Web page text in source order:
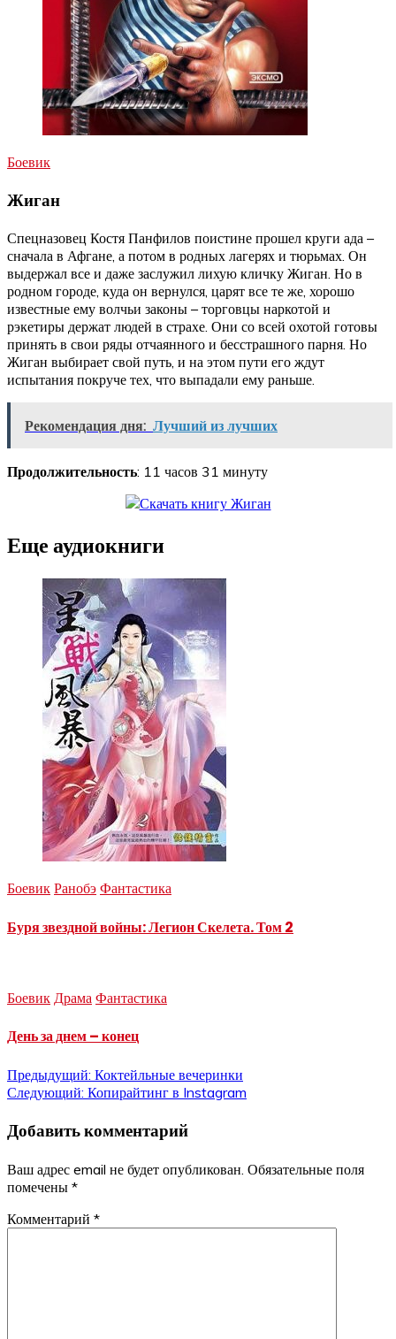
Боевик
Жиган
Спецназовец Костя Панфилов поистине прошел круги ада –
сначала в Афгане, а потом в родных лагерях и тюрьмах. Он
выдержал все и даже заслужил лихую кличку Жиган. Но в
родном городе, куда он вернулся, царят все те же, хорошо
известные ему волчьи законы – торговцы наркотой и
рэкетиры держат людей в страхе. Они со всей охотой готовы
принять в свои ряды отчаянного и бесстрашного парня. Но
Жиган выбирает свой путь, и на этом пути его ждут
испытания покруче тех, что выпадали ему раньше.
Рекомендация дня: Лучший из лучших
Продолжительность: 11 часов 31 минуту
Еще аудиокниги
Боевик Ранобэ Фантастика
Буря звездной войны: Легион Скелета. Том 2
Боевик Драма Фантастика
День за днем – конец
Навигация
записям
Предыдущий: Коктейльные вечеринки
Следующий: Копирайтинг в Instagram
Добавить комментарий
Ваш адрес email не будет опубликован. Обязательные поля
помечены *
Комментарий *